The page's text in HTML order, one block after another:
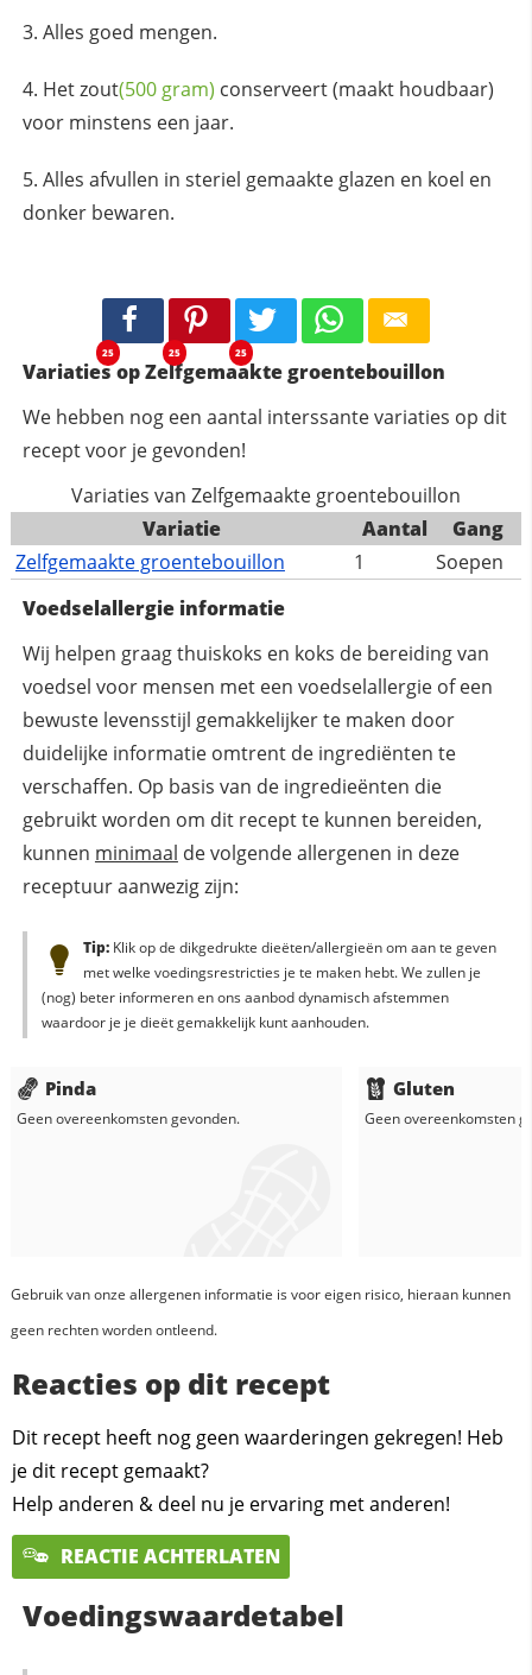
Alles goed mengen.
Hetzout(500 gram) conserveert (maakt houdbaar)
voor minstens een jaar.
Alles afvullen in steriel gemaakte glazen en koel en
donker bewaren.
25 25 25
Variaties op Zelfgemaakte groentebouillon
We hebben nog een aantal interssante variaties op dit
recept voor je gevonden!
Variaties van Zelfgemaakte groentebouillon
Variatie
Aantal
Gang
Zelfgemaakte groentebouillon
1
Soepen
Voedselallergie informatie
Wij helpen graag thuiskoks en koks de bereiding van
voedsel voor mensen met een voedselallergie of een
bewuste levensstijl gemakkelijker te maken door
duidelijke informatie omtrent de ingrediënten te
verschaffen. Op basis van de ingredieënten die
gebruikt worden om dit recept te kunnen bereiden,
kunnen minimaal de volgende allergenen in deze
receptuur aanwezig zijn:
Tip:Klik op de dikgedrukte dieëten/allergieën om aan te geven
met welke voedingsrestricties je te maken hebt. We zullen je
(nog) beter informeren en ons aanbod dynamisch afstemmen
waardoor je je dieët gemakkelijk kunt aanhouden.
Pinda
Geen overeenkomsten gevonden.
Gluten
Geen overeenkomsten
Gebruik van onze allergenen informatie is voor eigen risico, hieraan kunnen
geen rechten worden ontleend.
Reacties op dit recept
Dit recept heeft nog geen waarderingen gekregen! Heb
je dit recept gemaakt?
Help anderen & deel nu je ervaring met anderen!
REACTIE ACHTERLATEN
Voedingswaardetabel